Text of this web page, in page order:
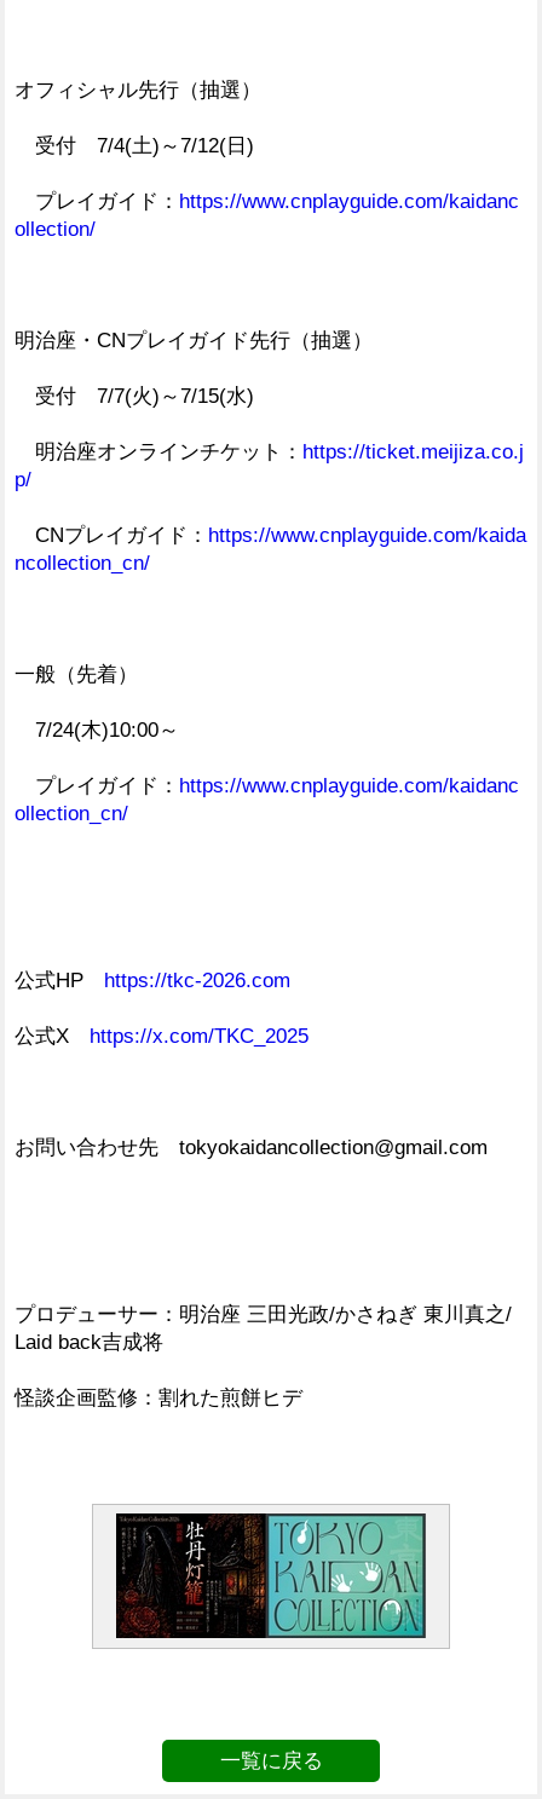
オフィシャル先行（抽選）
受付 7/4(土)～7/12(日)
プレイガイド： https://www.cnplayguide.com/kaidanc
ollection/
明治座・CNプレイガイド先行（抽選）
受付 7/7(火)～7/15(水)
明治座オンラインチケット： https://ticket.meijiza.co.j
p/
CNプレイガイド： https://www.cnplayguide.com/kaida
ncollection_cn/
一般（先着）
7/24(木)10:00～
プレイガイド： https://www.cnplayguide.com/kaidanc
ollection_cn/
公式HP https://tkc-2026.com
公式X https://x.com/TKC_2025
お問い合わせ先 tokyokaidancollection@gmail.com
プロデューサー：明治座 三田光政/かさねぎ 東川真之/
Laid back吉成将
怪談企画監修：割れた煎餅ヒデ
一覧に戻る